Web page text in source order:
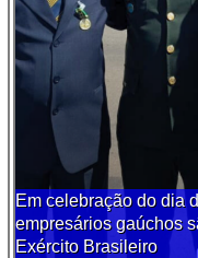
Em celebração do dia
empresários gaúchos
Exército Brasileiro